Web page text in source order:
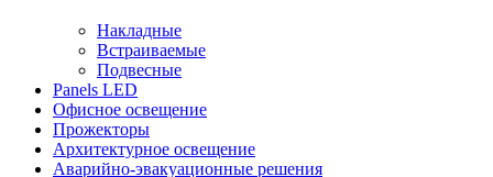
Накладные
Встраиваемые
Подвесные
Panels LED
Офисное освещение
Прожекторы
Архитектурное освещение
Аварийно-эвакуационные решения